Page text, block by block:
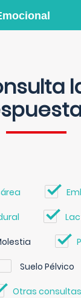
Suelo Pélvico
Otras consultas